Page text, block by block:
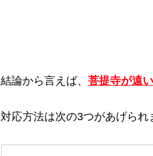
結論から言えば、 菩提寺が遠い
対応方法は次の3つがあげられ